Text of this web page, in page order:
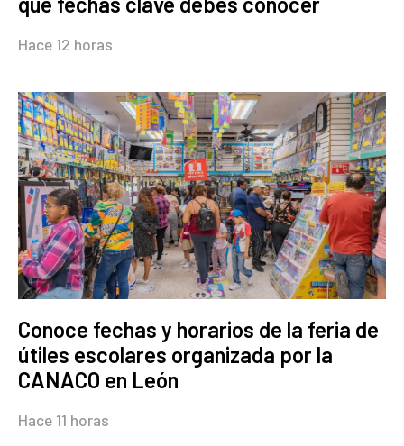
Hace 12 horas
Conoce fechas y horarios de la feria de
útiles escolares organizada por la
CANACO en León
Hace 11 horas